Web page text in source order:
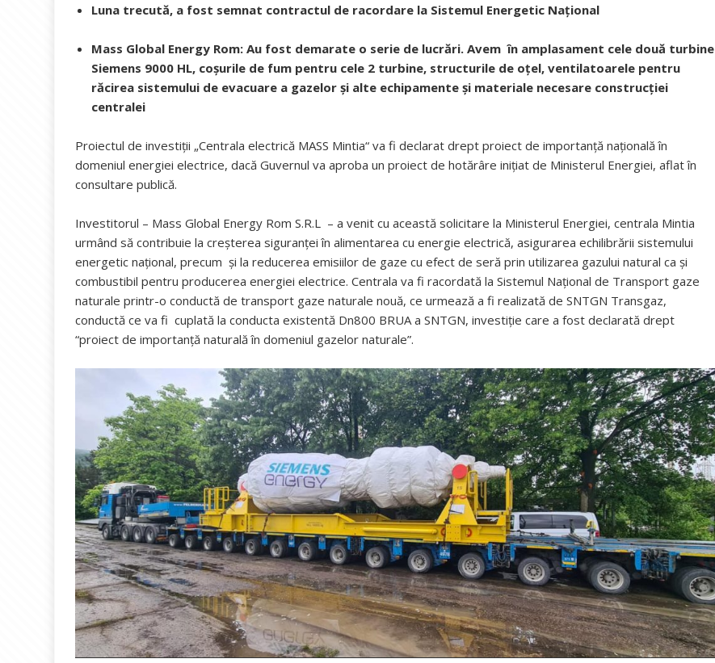
Luna trecută, a fost semnat contractul de racordare la Sistemul Energetic Național
Mass Global Energy Rom: Au fost demarate o serie de lucrări. Avem în amplasament cele două turbine
Siemens 9000 HL, coșurile de fum pentru cele 2 turbine, structurile de oțel, ventilatoarele pentru
răcirea sistemului de evacuare a gazelor și alte echipamente și materiale necesare construcției
centralei
Proiectul de investiții „Centrala electrică MASS Mintia“ va fi declarat drept proiect de importanţă naţională în
domeniul energiei electrice, dacă Guvernul va aproba un proiect de hotărâre inițiat de Ministerul Energiei, aflat în
consultare publică.
Investitorul – Mass Global Energy Rom S.R.L – a venit cu această solicitare la Ministerul Energiei, centrala Mintia
urmând să contribuie la creșterea siguranței în alimentarea cu energie electrică, asigurarea echilibrării sistemului
energetic național, precum și la reducerea emisiilor de gaze cu efect de seră prin utilizarea gazului natural ca și
combustibil pentru producerea energiei electrice. Centrala va fi racordată la Sistemul Național de Transport gaze
naturale printr-o conductă de transport gaze naturale nouă, ce urmează a fi realizată de SNTGN Transgaz,
conductă ce va fi cuplată la conducta existentă Dn800 BRUA a SNTGN, investiție care a fost declarată drept
“proiect de importanță naturală în domeniul gazelor naturale”.